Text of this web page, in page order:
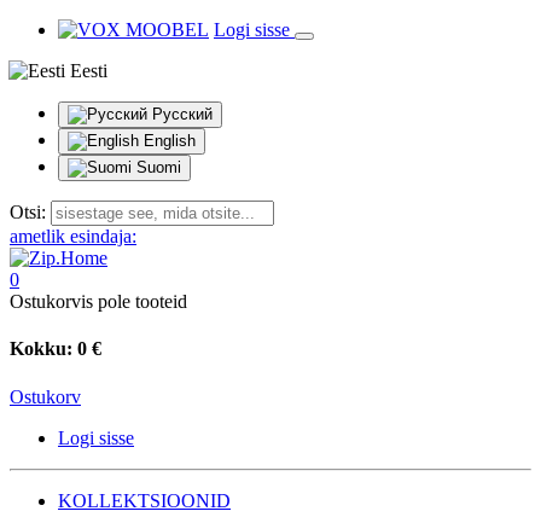
Logi sisse
Eesti
Русский
English
Suomi
Otsi:
ametlik esindaja:
0
Ostukorvis pole tooteid
Kokku: 0 €
Ostukorv
Logi sisse
KOLLEKTSIOONID